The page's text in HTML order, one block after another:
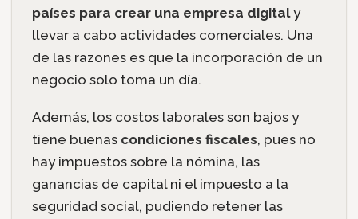
países para crear una empresa digitaly
llevar a cabo actividades comerciales. Una
de las razones es que la incorporación de un
negocio solo toma un día.
Además, los costos laborales son bajos y
tiene buenas condiciones fiscales, pues no
hay impuestos sobre la nómina, las
ganancias de capital ni el impuesto a la
seguridad social, pudiendo retener las